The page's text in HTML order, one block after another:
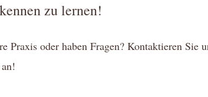
zu lernen!
Praxis oder haben Fragen? Kontaktieren Sie